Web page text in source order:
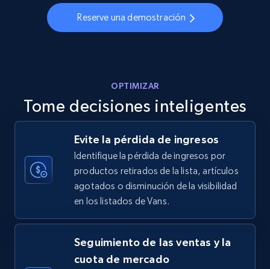
URL, Final price, Sku, Currency, Gtin,
Specifications, Image urls, Top reviews, and
using sku numbers
URL, Final price, Sku, Currency, Gtin,
Specifications, Image urls, Top reviews, and
5.6K+ 875+ Comenzar ahora
Reserve una demostración
OPTIMIZAR
Tome decisiones inteligentes
Evite la pérdida de ingresos
Identifique la pérdida de ingresos por
productos retirados de la lista, artículos
agotados o disminución de la visibilidad
en los listados de Vans.
Seguimiento de las ventas y la
cuota de mercado